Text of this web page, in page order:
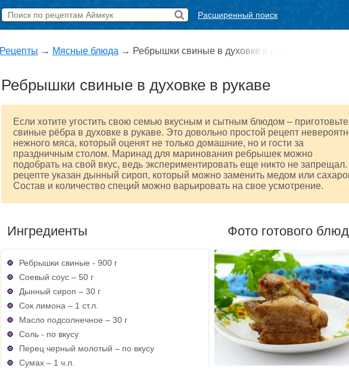
Расширенный поиск
Рецепты → Мясные блюда → Ребрышки свиные в духовке в ру
Ребрышки свиные в духовке в рукаве
Если хотите угостить свою семью вкусным и сытным блюдом – приготовьте
свиные рёбра в духовке в рукаве. Это довольно простой рецепт
нежного мяса, который оценят не только домашние, но и гости за
праздничным столом. Маринад для маринования ребрышек можно
подобрать на свой вкус, ведь экспериментировать еще никто не
рецепте указан дынный сироп, который можно заменить медом или
Состав и количество специй можно варьировать на свое усмотрение.
Ингредиенты
Ребрышки свиные - 900 г
Соевый соус – 50 г
Дынный сироп – 30 г
Сок лимона – 1 ст.л.
Масло подсолнечное – 30 г
Соль - по вкусу
Перец черный молотый – по вкусу
Сумах – 1 ч.л.
Фото готового